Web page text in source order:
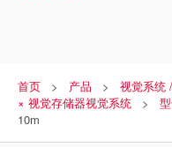
首页 产品 视觉系统
× 视觉存储器视觉系统
10m